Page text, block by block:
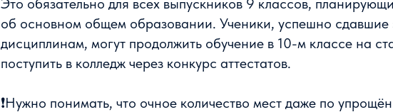
об основном общем образовании. Ученики, успешно сдавшие
дисциплинам, могут продолжить обучение в 10-м классе на
поступить в колледж через конкурс аттестатов.
❗Нужно понимать, что очное количество мест даже по